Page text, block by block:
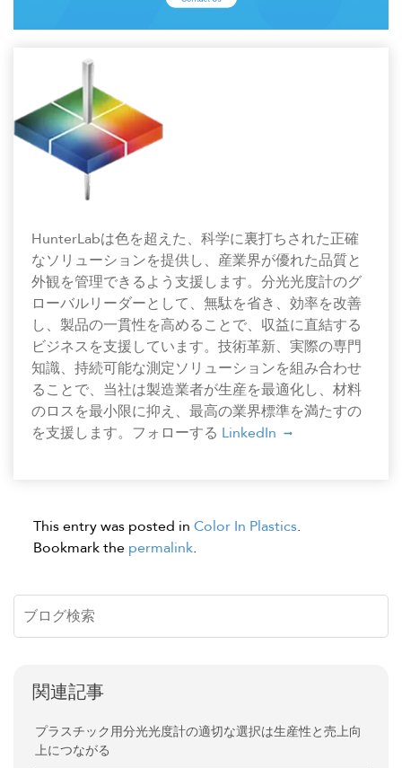
HunterLabは色を超えた、科学に裏打ちされた正確
なソリューションを提供し、産業界が優れた品質と
外観を管理できるよう支援します。分光光度計のグ
ローバルリーダーとして、無駄を省き、効率を改善
し、製品の一貫性を高めることで、収益に直結する
ビジネスを支援しています。技術革新、実際の専門
知識、持続可能な測定ソリューションを組み合わせ
ることで、当社は製造業者が生産を最適化し、材料
のロスを最小限に抑え、最高の業界標準を満たすの
を支援します。フォローする LinkedIn
This entry was posted in Color In Plastics.
Bookmark the permalink.
関連記事
プラスチック用分光光度計の適切な選択は生産性と売上向
上につながる